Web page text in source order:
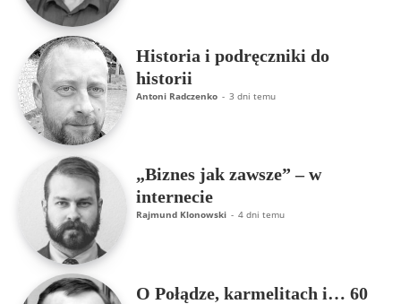
Historia i podręczniki do
historii
Antoni Radczenko - 3 dni temu
„Biznes jak zawsze” – w
internecie
Rajmund Klonowski - 4 dni temu
O Połądze, karmelitach i… 60